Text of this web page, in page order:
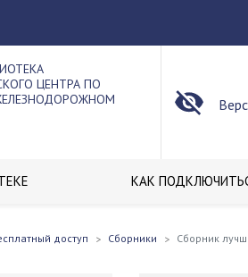
ЦЕНТРА ПО
КАК
доступ Сборники Сборник